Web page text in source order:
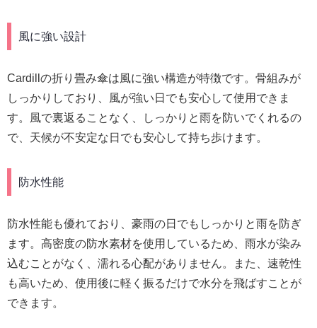
風に強い設計
Cardillの折り畳み傘は風に強い構造が特徴です。骨組みが
しっかりしており、風が強い日でも安心して使用できま
す。風で裏返ることなく、しっかりと雨を防いでくれるの
で、天候が不安定な日でも安心して持ち歩けます。
防水性能
防水性能も優れており、豪雨の日でもしっかりと雨を防ぎ
ます。高密度の防水素材を使用しているため、雨水が染み
込むことがなく、濡れる心配がありません。また、速乾性
も高いため、使用後に軽く振るだけで水分を飛ばすことが
できます。